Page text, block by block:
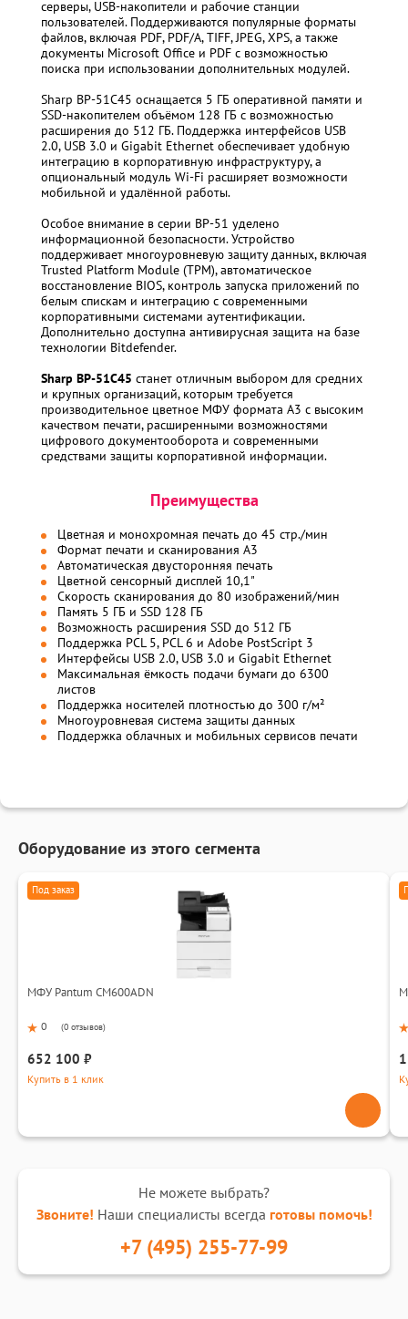
серверы, USB-накопители и рабочие станции
пользователей. Поддерживаются популярные форматы
файлов, включая PDF, PDF/A, TIFF, JPEG, XPS, а также
документы Microsoft Office и PDF с возможностью
поиска при использовании дополнительных модулей.
Sharp BP-51C45 оснащается 5 ГБ оперативной памяти и
SSD-накопителем объёмом 128 ГБ с возможностью
расширения до 512 ГБ. Поддержка интерфейсов USB
2.0, USB 3.0 и Gigabit Ethernet обеспечивает удобную
интеграцию в корпоративную инфраструктуру, а
опциональный модуль Wi-Fi расширяет возможности
мобильной и удалённой работы.
Особое внимание в серии BP-51 уделено
информационной безопасности. Устройство
поддерживает многоуровневую защиту данных, включая
Trusted Platform Module (TPM), автоматическое
восстановление BIOS, контроль запуска приложений по
белым спискам и интеграцию с современными
корпоративными системами аутентификации.
Дополнительно доступна антивирусная защита на базе
технологии Bitdefender.
Sharp BP-51C45 станет отличным выбором для средних
и крупных организаций, которым требуется
производительное цветное МФУ формата A3 с высоким
качеством печати, расширенными возможностями
цифрового документооборота и современными
средствами защиты корпоративной информации.
Преимущества
Цветная и монохромная печать до 45 стр./мин
Формат печати и сканирования A3
Автоматическая двусторонняя печать
Цветной сенсорный дисплей 10,1"
Скорость сканирования до 80 изображений/мин
Память 5 ГБ и SSD 128 ГБ
Возможность расширения SSD до 512 ГБ
Поддержка PCL 5, PCL 6 и Adobe PostScript 3
Интерфейсы USB 2.0, USB 3.0 и Gigabit Ethernet
Максимальная ёмкость подачи бумаги до 6300
листов
Поддержка носителей плотностью до 300 г/м²
Многоуровневая система защиты данных
Поддержка облачных и мобильных сервисов печати
Оборудование из этого сегмента
Под заказ
МФУ Pantum CM600ADN
0 (0 отзывов)
652 100 ₽
Купить в 1 клик
Не можете выбрать?
Звоните! Наши специалисты всегда готовы помочь!
+7 (495) 255-77-99